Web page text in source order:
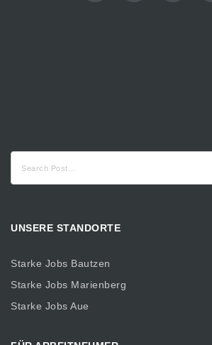
nach:
UNSERE STANDORTE
Starke Jobs Bautzen
Starke Jobs Marienberg
Starke Jobs Aue